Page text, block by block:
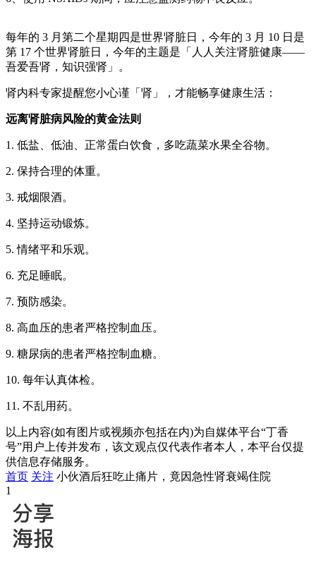
每年的 3 月第二个星期四是世界肾脏日，今年的 3 月 10 日是
第 17 个世界肾脏日，今年的主题是「人人关注肾脏健康——
吾爱吾肾，知识强肾」。
肾内科专家提醒您小心谨「肾」，才能畅享健康生活：
远离肾脏病风险的黄金法则
1. 低盐、低油、正常蛋白饮食，多吃蔬菜水果全谷物。
2. 保持合理的体重。
3. 戒烟限酒。
4. 坚持运动锻炼。
5. 情绪平和乐观。
6. 充足睡眠。
7. 预防感染。
8. 高血压的患者严格控制血压。
9. 糖尿病的患者严格控制血糖。
10. 每年认真体检。
11. 不乱用药。
以上内容(如有图片或视频亦包括在内)为自媒体平台“丁香
号”用户上传并发布，该文观点仅代表作者本人，本平台仅提
供信息存储服务。
首页 关注 小伙酒后狂吃止痛片，竟因急性肾衰竭住院
1